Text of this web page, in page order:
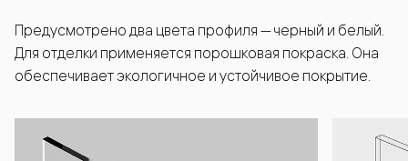
Предусмотрено два цвета профиля — черный и белый.
Для отделки применяется порошковая покраска. Она
обеспечивает экологичное и устойчивое покрытие.